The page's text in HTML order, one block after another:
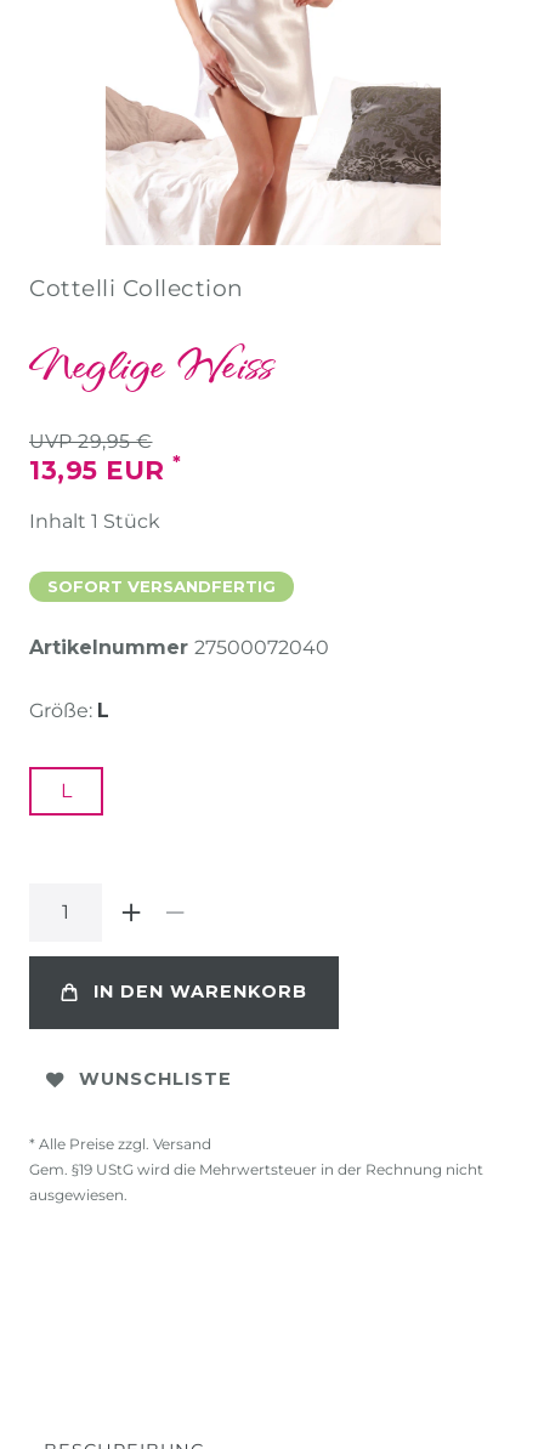
Cottelli Collection
Neglige Weiss
UVP 29,95 €
13,95 EUR *
Inhalt 1 Stück
SOFORT VERSANDFERTIG
Artikelnummer 27500072040
Größe: L
L
IN DEN WARENKORB
WUNSCHLISTE
* Alle Preise zzgl. Versand
Gem. §19 UStG wird die Mehrwertsteuer in der Rechnung nicht
ausgewiesen.